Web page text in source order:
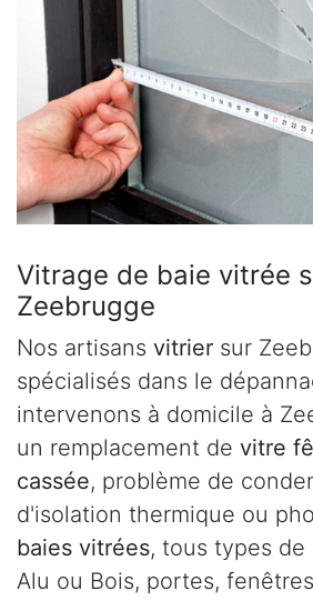
Vitrage de baie vitrée
Zeebrugge
Nos artisans vitrier sur
spécialisés dans le
intervenons à domicile à
un remplacement de vitre
cassée, problème de
d'isolation thermique ou
baies vitrées, tous types de
Alu ou Bois, portes,